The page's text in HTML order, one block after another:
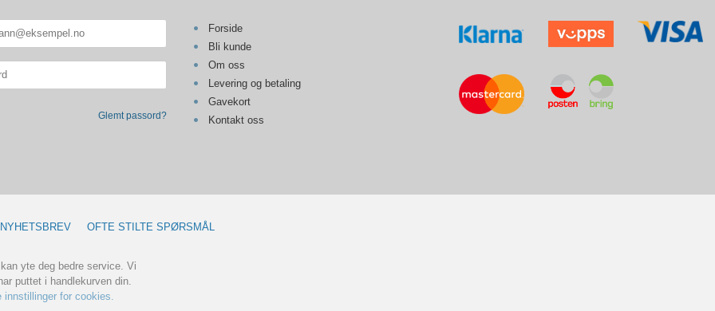
Glemt passord?
Forside
Bli kunde
Om oss
Levering og betaling
Gavekort
Kontakt oss
NYHETSBREV OFTE STILTE SPØRSMÅL
yte deg bedre service. Vi
puttet i handlekurven din.
innstillinger for cookies.